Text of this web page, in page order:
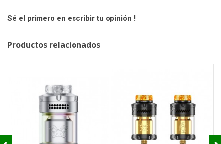
Sé el primero en escribir tu opinión !
Productos relacionados